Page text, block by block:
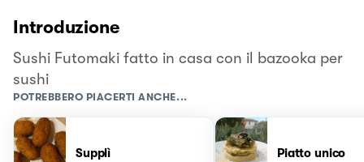
Introduzione
Sushi Futomaki fatto in casa con il bazooka per
sushi
POTREBBERO PIACERTI ANCHE...
Supplì Piatto unico